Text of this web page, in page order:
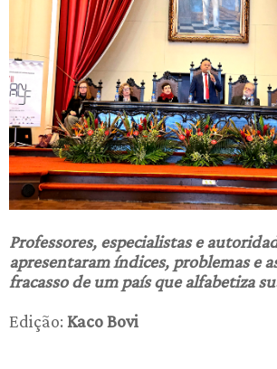
Professores, especialistas e
apresentaram índices, problemas e
fracasso de um país que alfabetiza
Edição: Kaco Bovi